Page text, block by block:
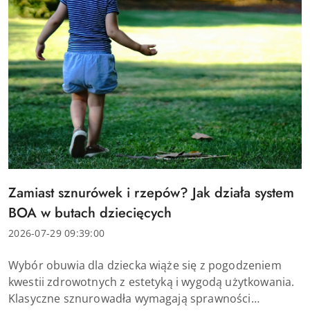
Tytuł
artykułu:
Zamiast sznurówek i rzepów? Jak działa system
BOA w butach dziecięcych
Data
2026-07-29 09:39:00
Treść
artykułu:
Wybór obuwia dla dziecka wiąże się z pogodzeniem
kwestii zdrowotnych z estetyką i wygodą użytkowania.
Klasyczne sznurowadła wymagają sprawności